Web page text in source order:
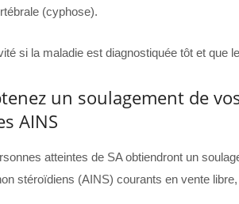
(cyphose).
si la maladie est diagnostiquée tôt et que
un soulagement de
AINS
atteintes de SA obtiendront un
stéroïdiens (AINS) courants en vente libre,